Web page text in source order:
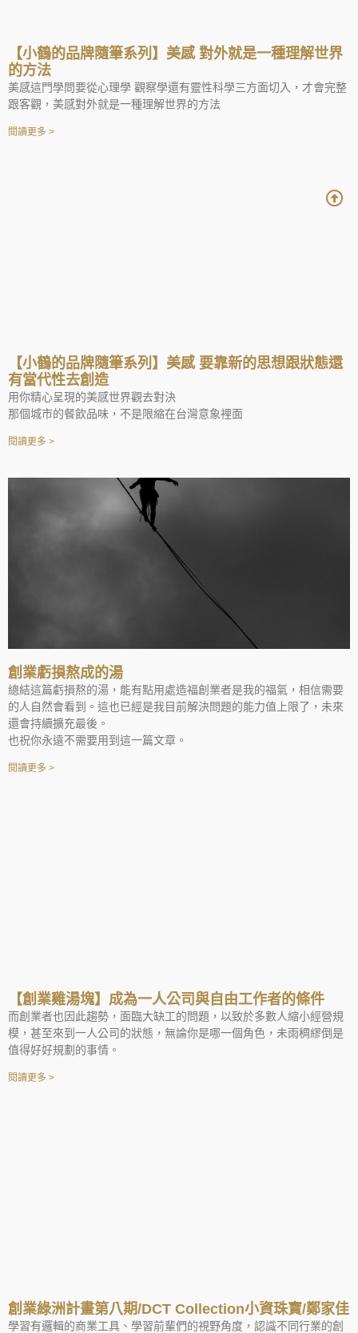
【小鶴的品牌隨筆系列】美感 對外就是一種理解世界
的方法
美感這門學問要從心理學 觀察學還有靈性科學三方面切入，才會完整
跟客觀，美感對外就是一種理解世界的方法
閱讀更多 >
【小鶴的品牌隨筆系列】美感 要靠新的思想跟狀態還
有當代性去創造
用你精心呈現的美感世界觀去對決
那個城市的餐飲品味，不是限縮在台灣意象裡面
閱讀更多 >
創業虧損熬成的湯
總結這篇虧損熬的湯，能有點用處造福創業者是我的福氣，相信需要
的人自然會看到。這也已經是我目前解決問題的能力值上限了，未來
還會持續擴充最後。
也祝你永遠不需要用到這一篇文章。
閱讀更多 >
【創業雞湯塊】成為一人公司與自由工作者的條件
而創業者也因此趨勢，面臨大缺工的問題，以致於多數人縮小經營規
模，甚至來到一人公司的狀態，無論你是哪一個角色，未雨稠繆倒是
值得好好規劃的事情。
閱讀更多 >
創業綠洲計畫第八期/DCT Collection小資珠寶/鄭家佳
學習有邏輯的商業工具、學習前輩們的視野角度，認識不同行業的創